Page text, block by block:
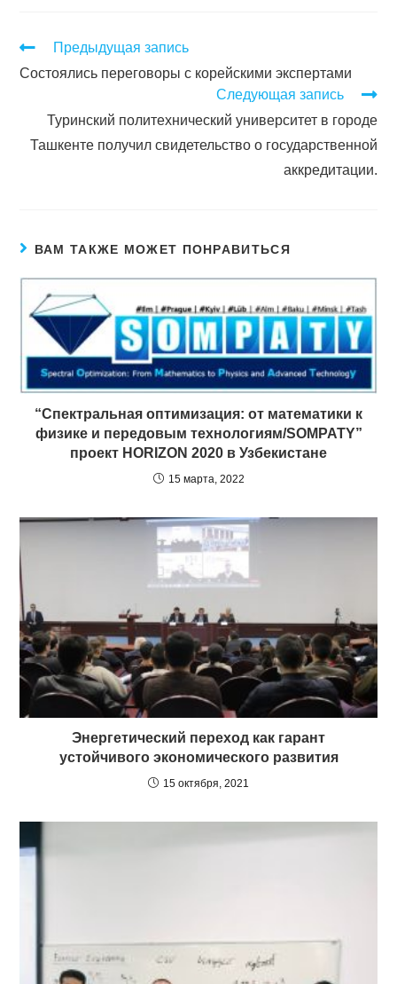
Предыдущая запись
Состоялись переговоры с корейскими экспертами
Следующая запись
Туринский политехнический университет в городе
Ташкенте получил свидетельство о государственной
аккредитации.
ВАМ ТАКЖЕ МОЖЕТ ПОНРАВИТЬСЯ
“Спектральная оптимизация: от математики к
физике и передовым технологиям/SOMPATY”
проект HORIZON 2020 в Узбекистане
15 марта, 2022
Энергетический переход как гарант
устойчивого экономического развития
15 октября, 2021